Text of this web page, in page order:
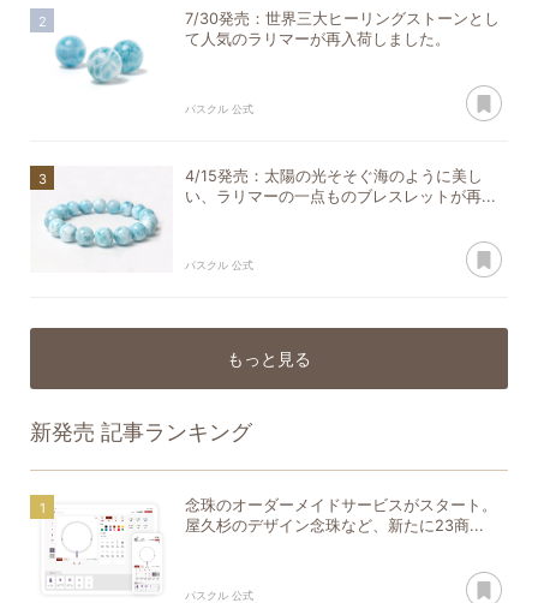
7/30発売：世界三大ヒーリングストーンとし
て人気のラリマーが再入荷しました。
パスクル 公式
4/15発売：太陽の光そそぐ海のように美し
い、ラリマーの一点ものブレスレットが再...
パスクル 公式
もっと見る
新発売 記事ランキング
念珠のオーダーメイドサービスがスタート。
屋久杉のデザイン念珠など、新たに23商...
パスクル 公式